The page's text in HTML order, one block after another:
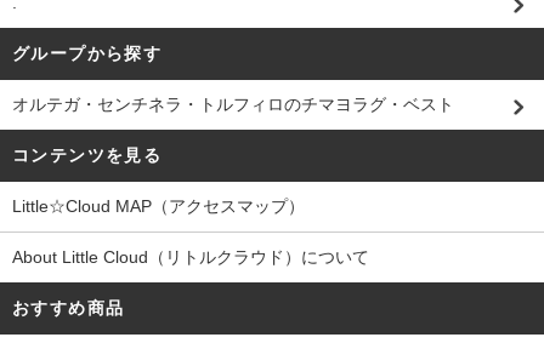
グループから探す
オルテガ・センチネラ・トルフィロのチマヨラグ・ベスト
コンテンツを見る
Little☆Cloud MAP（アクセスマップ）
About Little Cloud（リトルクラウド）について
おすすめ商品